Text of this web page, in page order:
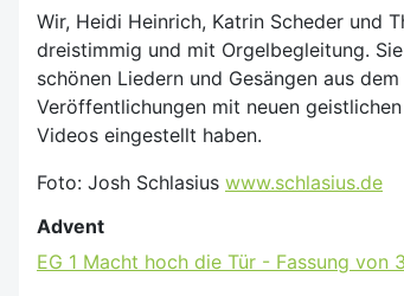
Wir, Heidi Heinrich, Katrin Scheder und
dreistimmig und mit Orgelbegleitung.
schönen Liedern und Gesängen aus
Veröffentlichungen mit neuen
Videos eingestellt haben.
Foto: Josh Schlasius www.schlasius.de
Advent
EG 1 Macht hoch die Tür - Fassung von